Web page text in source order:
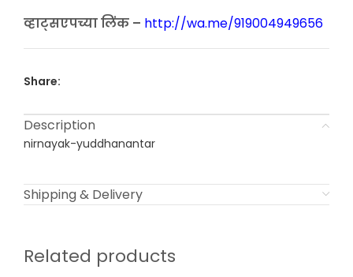
व्हाट्सएपच्या लिंक – http://wa.me/919004949656
Share:
Description
nirnayak-yuddhanantar
Shipping & Delivery
Related products